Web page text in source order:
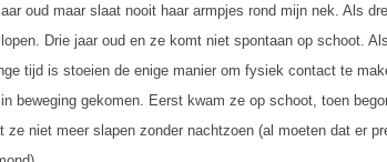
oud maar slaat nooit haar armpjes rond mijn nek. Als
Drie jaar oud en ze komt niet spontaan op schoot.
tijd is stoeien de enige manier om fysiek contact te
beweging gekomen. Eerst kwam ze op schoot, toen
ze niet meer slapen zonder nachtzoen (al moeten dat er